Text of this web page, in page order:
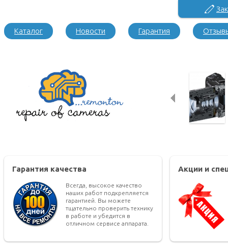
Каталог Новости Гарантия
Гарантия качества
Всегда, высокое качество
наших работ подкрепляется
гарантией. Вы можете
тщательно проверить технику
в работе и убедится в
отличном сервисе аппарата.
Акции и